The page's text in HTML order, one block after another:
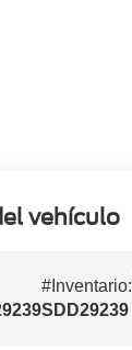
vehículo
#Inventario:
SDD29239